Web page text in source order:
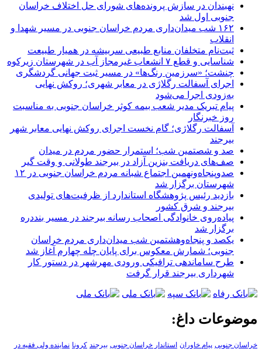
نهبندان در سازش پرونده‌های شورای حل اختلاف خراسان
جنوبی اول شد
۱۶۲ شب میدان‌داری مردم خراسان جنوبی در مسیر شهدا و
انقلاب
ثبت‌نام متخلفان منابع طبیعی سربیشه در همیار طبیعت
شناسایی و قطع ۷ انشعاب غیرمجاز آب در شهرستان زیرکوه
چنشت؛ «سرزمین رنگ‌ها» در مسیر ثبت جهانی گردشگری
اجرای آسفالت رگلاژی در معابر شهری؛ روکش نهایی
به‌زودی اجرا می‌شود
پیام تبریک مدیر شعب بیمه کوثر خراسان جنوبی به مناسبت
روز خبرنگار
آسفالت رگلاژی؛ گام نخست اجرای روکش نهایی معابر شهر
بیرجند
صد و شصتمین شب؛ استمرار حضور مردم در میدان
صف‌های دریافت بنزین آزاد در بیرجند طولانی و وقت گیر
صدوپنجاه‌ونهمین اجتماع شبانه مردم خراسان جنوبی در ۱۲
شهرستان برگزار شد
بازدید رئیس پژوهشگاه استاندارد از ظرفیت‌های تولیدی
بیرجند و شرق کشور
پیاده‌روی خانوادگی اصحاب رسانه بیرجند در مسیر بنددره
برگزار شد
یکصد و پنجاه‌وهشتمین شب میدان‌داری مردم خراسان
جنوبی؛ شمارش معکوس برای پایان چله چهارم آغاز شد
طرح ساماندهی ترافیکی ورودی مهرشهر در دستور کار
شهرداری بیرجند قرار گرفت
موضوعات داغ:
خراسان جنوبی پیام خاوران استاندار خراسان جنوبی بیرجند کرونا نماینده ولی فقیه در